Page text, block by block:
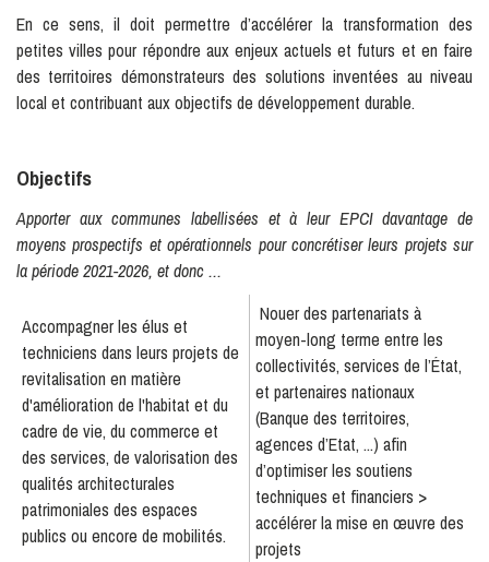
En ce sens, il doit permettre d’accélérer la transformation des
petites villes pour répondre aux enjeux actuels et futurs et en faire
des territoires démonstrateurs des solutions inventées au niveau
local et contribuant aux objectifs de développement durable.
Objectifs
Apporter aux communes labellisées et à leur EPCI davantage de
moyens prospectifs et opérationnels pour concrétiser leurs projets sur
la période 2021-2026, et donc ...
Accompagner les élus et
techniciens dans leurs projets de
revitalisation en matière
d'amélioration de l'habitat et du
cadre de vie, du commerce et
des services, de valorisation des
qualités architecturales
patrimoniales des espaces
publics ou encore de mobilités.
Nouer des partenariats à
moyen-long terme entre les
collectivités, services de l’État,
et partenaires nationaux
(Banque des territoires,
agences d’Etat, ...) afin
d’optimiser les soutiens
techniques et financiers >
accélérer la mise en œuvre des
projets